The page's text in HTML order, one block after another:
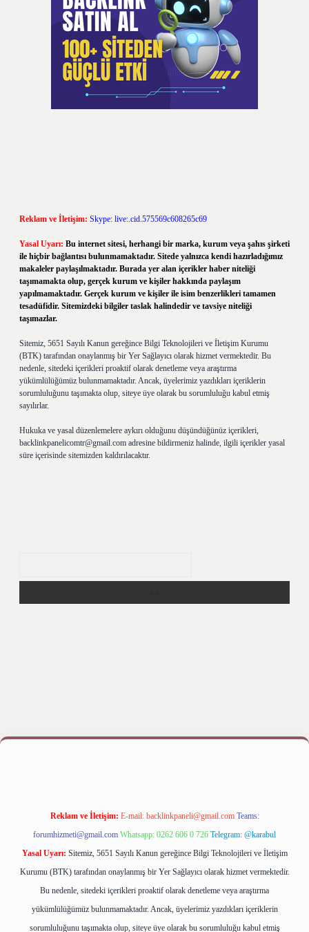
Reklam ve İletişim: Skype: live:.cid.575569c608265c69
Yasal Uyarı: Bu internet sitesi, herhangi bir marka, kurum veya şahıs şirketi
ile hiçbir bağlantısı bulunmamaktadır. Sitede yalnızca kendi hazırladığımız
makaleler paylaşılmaktadır. Burada yer alan içerikler haber niteliği
taşımamakta olup, gerçek kurum ve kişiler hakkında paylaşım
yapılmamaktadır. Gerçek kurum ve kişiler ile isim benzerlikleri tamamen
tesadüfidir. Sitemizdeki bilgiler taslak halindedir ve tavsiye niteliği
taşımazlar.
Sitemiz, 5651 Sayılı Kanun gereğince Bilgi Teknolojileri ve İletişim Kurumu
(BTK) tarafından onaylanmış bir Yer Sağlayıcı olarak hizmet vermektedir. Bu
nedenle, sitedeki içerikleri proaktif olarak denetleme veya araştırma
yükümlülüğümüz bulunmamaktadır. Ancak, üyelerimiz yazdıkları içeriklerin
sorumluluğunu taşımakta olup, siteye üye olarak bu sorumluluğu kabul etmiş
sayılırlar.
Hukuka ve yasal düzenlemelere aykırı olduğunu düşündüğünüz içerikleri,
backlinkpanelicomtr@gmail.com adresine bildirmeniz halinde, ilgili içerikler yasal
süre içerisinde sitemizden kaldırılacaktır.
yapbetexper bahis
Reklam ve İletişim: E-mail: backlinkpaneli@gmail.com Teams:
forumhizmeti@gmail.com Whatsapp: 0262 606 0 726 Telegram: @karabul
Yasal Uyarı: Sitemiz, 5651 Sayılı Kanun gereğince Bilgi Teknolojileri ve İletişim
Kurumu (BTK) tarafından onaylanmış bir Yer Sağlayıcı olarak hizmet vermektedir.
Bu nedenle, sitedeki içerikleri proaktif olarak denetleme veya araştırma
yükümlülüğümüz bulunmamaktadır. Ancak, üyelerimiz yazdıkları içeriklerin
sorumluluğunu taşımakta olup, siteye üye olarak bu sorumluluğu kabul etmiş